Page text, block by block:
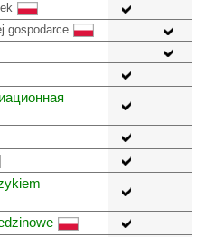
gospodarce